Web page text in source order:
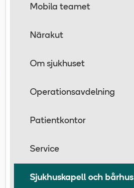
Mobila teamet
Närakut
Om sjukhuset
Operationsavdelning
Patientkontor
Service
Sjukhuskapell och bårhus